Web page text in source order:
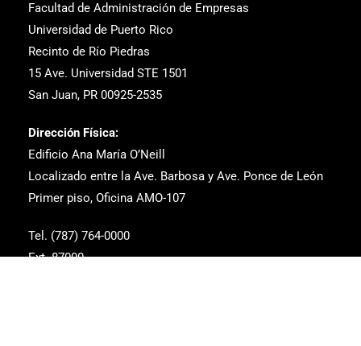
Facultad de Administración de Empresas
Universidad de Puerto Rico
Recinto de Río Piedras
15 Ave. Universidad STE 1501
San Juan, PR 00925-2535
Dirección Física:
Edificio Ana María O’Neill
Localizado entre la Ave. Barbosa y Ave. Ponce de León
Primer piso, Oficina AMO-107
Tel. (787) 764-0000
Ext. 87000